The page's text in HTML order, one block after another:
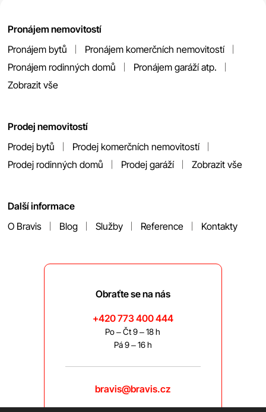
Pronájem nemovitostí
Pronájem bytů
Pronájem komerčních nemovitostí
Pronájem rodinných domů
Pronájem garáží atp.
Zobrazit vše
Prodej nemovitostí
Prodej bytů
Prodej komerčních nemovitostí
Prodej rodinných domů
Prodej garáží Zobrazit vše
Další informace
O Bravis
Blog Služby Reference Kontakty
Obraťte se na nás
+420 773 400 444
Po – Čt 9 – 18 h
Pá 9 – 16 h
bravis@bravis.cz